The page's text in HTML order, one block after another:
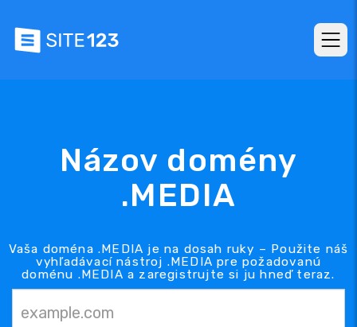
Názov domény
.MEDIA
Vaša doména .MEDIA je na dosah ruky – Použite náš
vyhľadávací nástroj .MEDIA pre požadovanú
doménu .MEDIA a zaregistrujte si ju hneď teraz.